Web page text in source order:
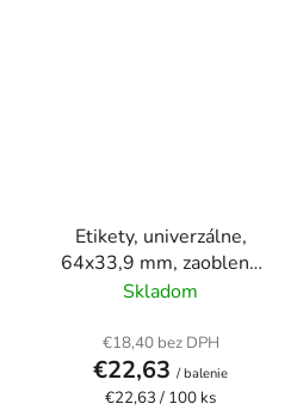
Etikety, univerzálne,
64x33,9 mm, zaoblené
rohy, APLI, 2400
Skladom
€18,40 bez DPH
€22,63 / balenie
Jednotková
€22,63 / 100 ks